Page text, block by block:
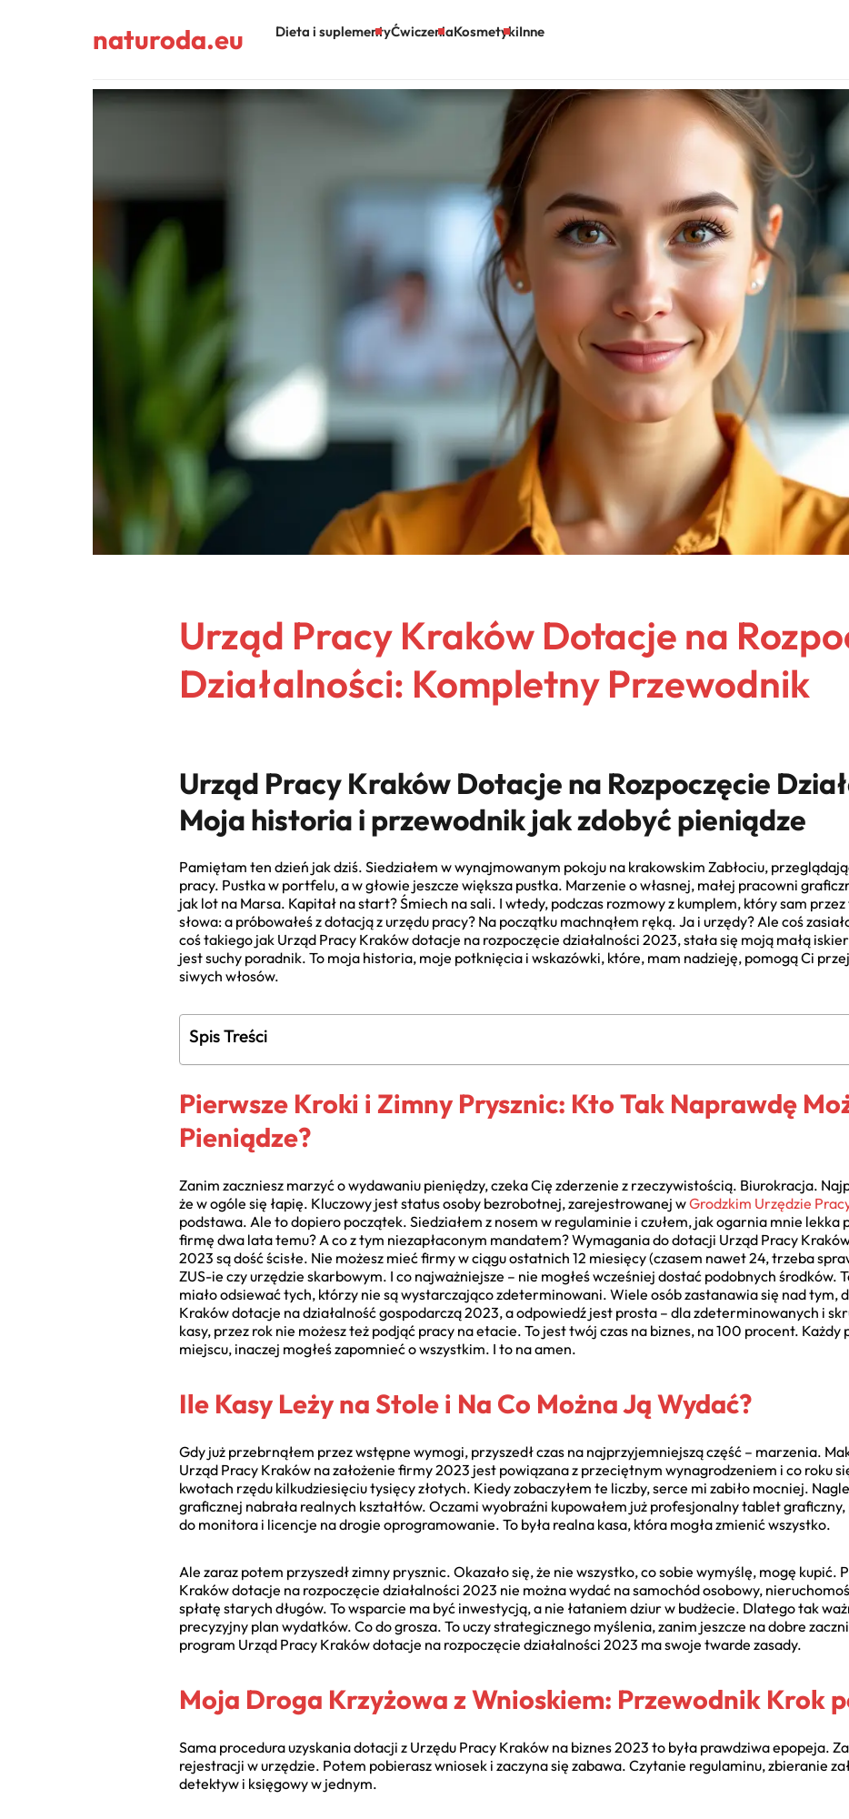
naturoda.eu Dieta i suplementyĆwiczeniaKosmetykiInne
Urząd Pracy Kraków Dotacje na
Działalności: Kompletny Przewodnik
Urząd Pracy Kraków Dotacje na Rozpoczęcie
Moja historia i przewodnik jak zdobyć pieniądze
Pamiętam ten dzień jak dziś. Siedziałem w wynajmowanym pokoju na krakowskim Zabłociu,
pracy. Pustka w portfelu, a w głowie jeszcze większa pustka. Marzenie o własnej, małej pracowni
jak lot na Marsa. Kapitał na start? Śmiech na sali. I wtedy, podczas rozmowy z kumplem, który sam przez
słowa: a próbowałeś z dotacją z urzędu pracy? Na początku machnąłem ręką. Ja i urzędy? Ale coś
coś takiego jak Urząd Pracy Kraków dotacje na rozpoczęcie działalności 2023, stała się moją małą
jest suchy poradnik. To moja historia, moje potknięcia i wskazówki, które, mam nadzieję, pomogą Ci
siwych włosów.
Spis Treści
Pierwsze Kroki i Zimny Prysznic: Kto Tak Naprawdę
Pieniądze?
Zanim zaczniesz marzyć o wydawaniu pieniędzy, czeka Cię zderzenie z rzeczywistością. Biurokracja.
że w ogóle się łapię. Kluczowy jest status osoby bezrobotnej, zarejestrowanej wGrodzkim Urzędzie
podstawa. Ale to dopiero początek. Siedziałem z nosem w regulaminie i czułem, jak ogarnia mnie lekka
firmę dwa lata temu? A co z tym niezapłaconym mandatem? Wymagania do dotacji Urząd Pracy
2023 są dość ścisłe. Nie możesz mieć firmy w ciągu ostatnich 12 miesięcy (czasem nawet 24, trzeba
ZUS-ie czy urzędzie skarbowym. I co najważniejsze – nie mogłeś wcześniej dostać podobnych środków.
miało odsiewać tych, którzy nie są wystarczająco zdeterminowani. Wiele osób zastanawia się nad tym,
Kraków dotacje na działalność gospodarczą 2023, a odpowiedź jest prosta – dla zdeterminowanych i
kasy, przez rok nie możesz też podjąć pracy na etacie. To jest twój czas na biznes, na 100 procent. Każdy
miejscu, inaczej mogłeś zapomnieć o wszystkim. I to na amen.
Ile Kasy Leży na Stole i Na Co Można Ją Wydać?
Gdy już przebrnąłem przez wstępne wymogi, przyszedł czas na najprzyjemniejszą część – marzenia.
Urząd Pracy Kraków na założenie firmy 2023 jest powiązana z przeciętnym wynagrodzeniem i co roku
kwotach rzędu kilkudziesięciu tysięcy złotych. Kiedy zobaczyłem te liczby, serce mi zabiło mocniej.
graficznej nabrała realnych kształtów. Oczami wyobraźni kupowałem już profesjonalny tablet
do monitora i licencje na drogie oprogramowanie. To była realna kasa, która mogła zmienić wszystko.
Ale zaraz potem przyszedł zimny prysznic. Okazało się, że nie wszystko, co sobie wymyślę, mogę kupić.
Kraków dotacje na rozpoczęcie działalności 2023 nie można wydać na samochód osobowy,
spłatę starych długów. To wsparcie ma być inwestycją, a nie łataniem dziur w budżecie. Dlatego tak
precyzyjny plan wydatków. Co do grosza. To uczy strategicznego myślenia, zanim jeszcze na dobre
program Urząd Pracy Kraków dotacje na rozpoczęcie działalności 2023 ma swoje twarde zasady.
Moja Droga Krzyżowa z Wnioskiem: Przewodnik Krok
Sama procedura uzyskania dotacji z Urzędu Pracy Kraków na biznes 2023 to była prawdziwa epopeja.
rejestracji w urzędzie. Potem pobierasz wniosek i zaczyna się zabawa. Czytanie regulaminu, zbieranie
detektyw i księgowy w jednym.